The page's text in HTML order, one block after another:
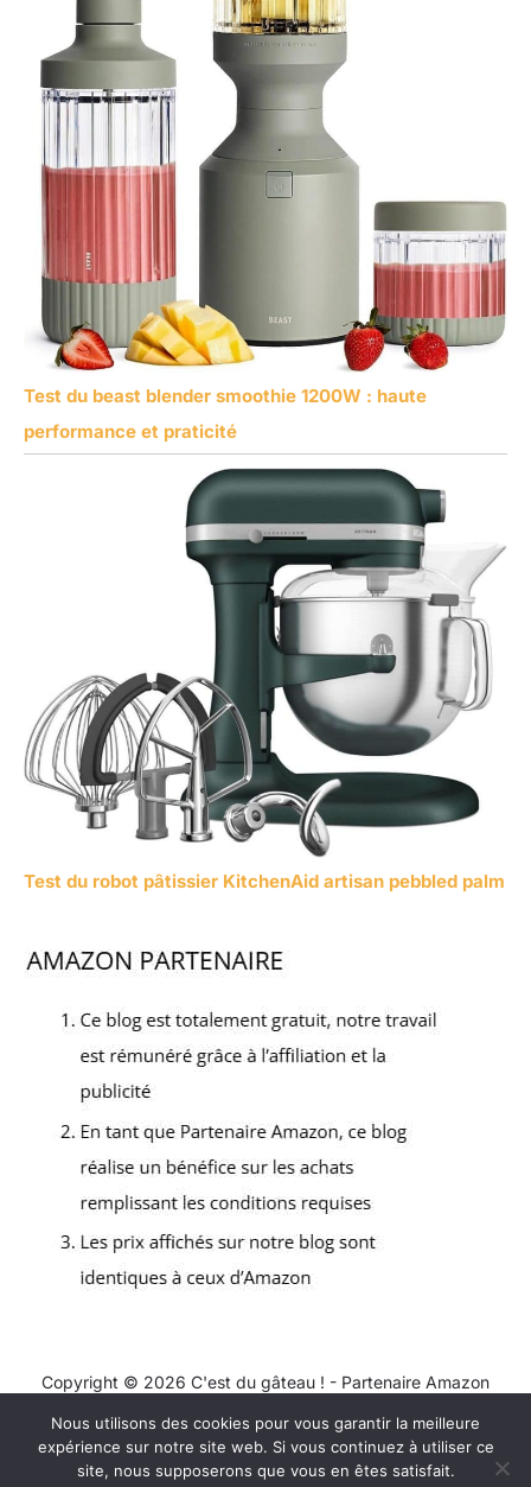
Test du beast blender smoothie 1200W : haute
performance et praticité
Test du robot pâtissier KitchenAid artisan pebbled palm
Copyright © 2026 C'est du gâteau ! - Partenaire Amazon
Contact
Mentions légales
Nous utilisons des cookies pour vous garantir la meilleure
expérience sur notre site web. Si vous continuez à utiliser ce
site, nous supposerons que vous en êtes satisfait.